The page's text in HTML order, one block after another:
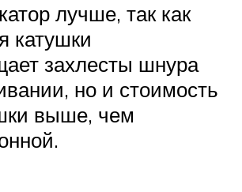
лучше, так как
катушки
захлесты шнура
но и стоимость
выше, чем